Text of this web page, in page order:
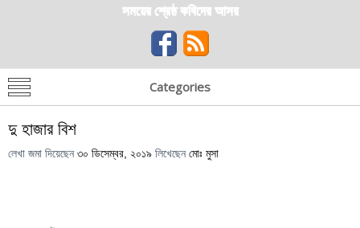
সময়ের শ্রেষ্ঠ কবিদের আসর
Categories
দু হাজার বিশ
লেখা জমা দিয়েছেন ৩০ ডিসেম্বর, ২০১৯ লিখেছেন মোঃ মুসা